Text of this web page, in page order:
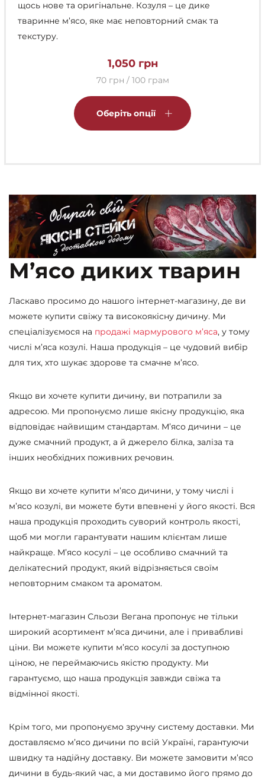
щось нове та оригінальне. Козуля – це дике
тваринне м’ясо, яке має неповторний смак та
текстуру.
1,050 грн
70 грн / 100 грам
Оберіть опції
вибрати
на
сторінці
товару
М’ясо диких тварин
Ласкаво просимо до нашого інтернет-магазину, де ви
можете купити свіжу та високоякісну дичину. Ми
спеціалізуємося на продажі мармурового м’яса, у тому
числі м’яса козулі. Наша продукція – це чудовий вибір
для тих, хто шукає здорове та смачне м’ясо.
Якщо ви хочете купити дичину, ви потрапили за
адресою. Ми пропонуємо лише якісну продукцію, яка
відповідає найвищим стандартам. М’ясо дичини – це
дуже смачний продукт, а й джерело білка, заліза та
інших необхідних поживних речовин.
Якщо ви хочете купити м’ясо дичини, у тому числі і
м’ясо козулі, ви можете бути впевнені у його якості. Вся
наша продукція проходить суворий контроль якості,
щоб ми могли гарантувати нашим клієнтам лише
найкраще. М’ясо косулі – це особливо смачний та
делікатесний продукт, який відрізняється своїм
неповторним смаком та ароматом.
Інтернет-магазин Сльози Вегана пропонує не тільки
широкий асортимент м’яса дичини, але і привабливі
ціни. Ви можете купити м’ясо косулі за доступною
ціною, не переймаючись якістю продукту. Ми
гарантуємо, що наша продукція завжди свіжа та
відмінної якості.
Крім того, ми пропонуємо зручну систему доставки. Ми
доставляємо м’ясо дичини по всій Україні, гарантуючи
швидку та надійну доставку. Ви можете замовити м’ясо
дичини в будь-який час, а ми доставимо його прямо до